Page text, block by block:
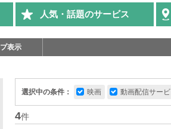
人気・話題のサービス
表示
選択中の条件： 映画 動画配信サー
4件